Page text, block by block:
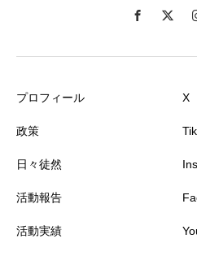
プロフィール
政策
日々徒然
活動報告
活動実績
X